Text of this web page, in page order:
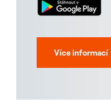
Více informací